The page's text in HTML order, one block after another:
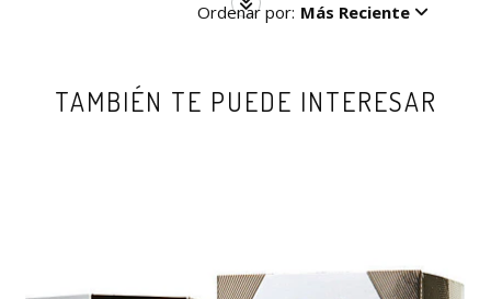
Ordenar por: Más Reciente
TAMBIÉN TE PUEDE INTERESAR